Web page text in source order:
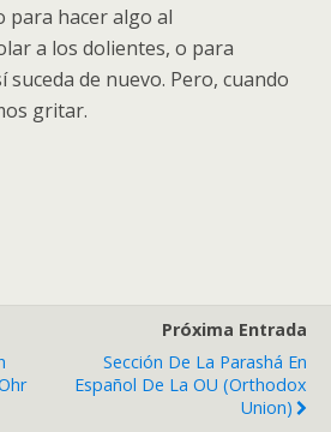
para hacer algo al
a los dolientes, o para
de nuevo. Pero, cuando
gritar.
Próxima Entrada
Sección De La Parashá En
Español De La OU (Orthodox
Union)